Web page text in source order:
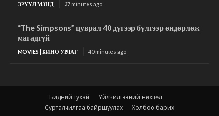
ЭРҮҮЛ МЭНД 37 minutes ago
“The Simpsons” цуврал 40 дүгээр бүлгээр өндөрлөж
магадгүй
MOVIES | КИНО УРЛАГ 40 minutes ago
Бидний тухай
Үйлчилгээний нөхцөл
Сурталчилгаа байршуулах
Холбоо барих